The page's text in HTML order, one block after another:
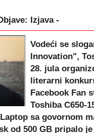
Izjava -
Vodeći se
Innovation",
28. jula
literarni
Facebook Fan
Toshiba C650-
sa govornom
od 500 GB pripalo